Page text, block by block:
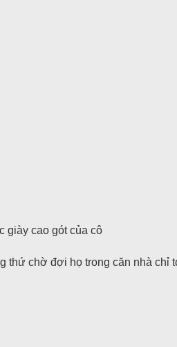
giày cao gót của cô
chờ đợi họ trong căn nhà chỉ